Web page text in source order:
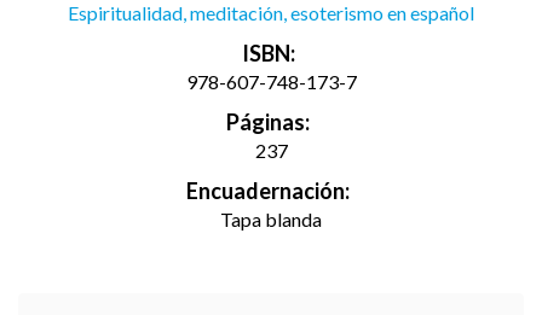
Espiritualidad, meditación, esoterismo en español
ISBN:
978-607-748-173-7
Páginas:
237
Encuadernación:
Tapa blanda